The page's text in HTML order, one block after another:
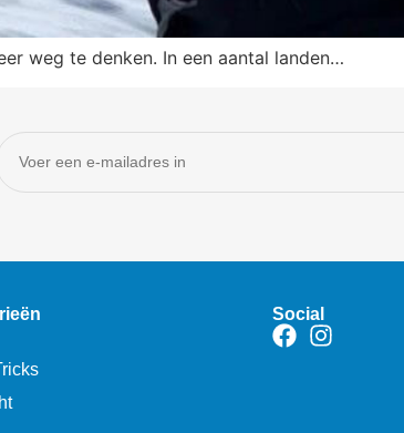
weg te denken. In een aantal landen…
Social